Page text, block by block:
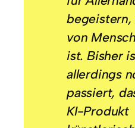
von
ist. Bisher
allerdings
passiert,
KI-Produkt